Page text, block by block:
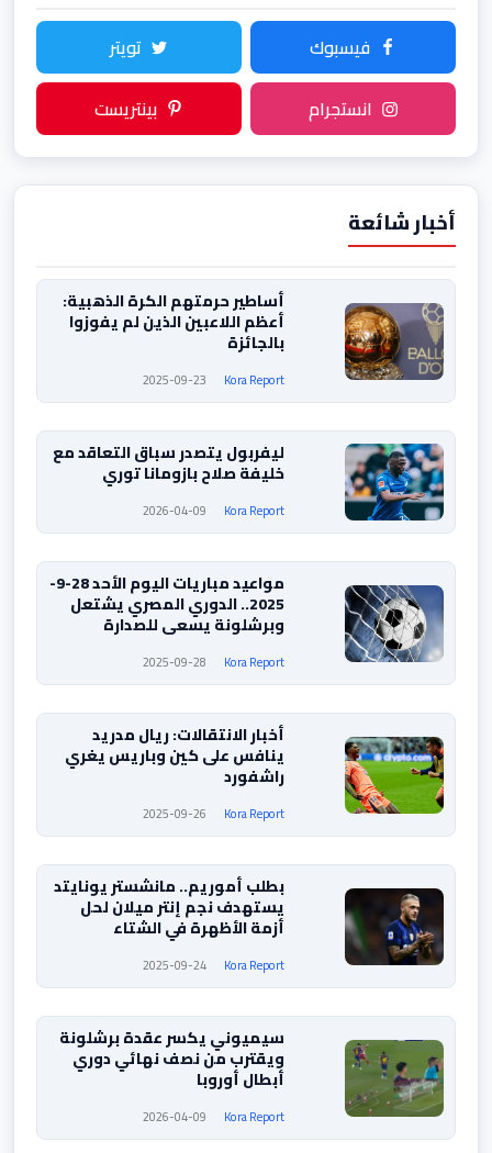
فيسبوك
تويتر
انستجرام
بينتريست
أخبار شائعة
أساطير حرمتهم الكرة الذهبية:
أعظم اللاعبين الذين لم يفوزوا
بالجائزة
Kora Report
2025-09-23
ليفربول يتصدر سباق التعاقد مع
خليفة صلاح بازومانا توري
Kora Report
2026-04-09
مواعيد مباريات اليوم الأحد 28-9-
2025.. الدوري المصري يشتعل
وبرشلونة يسعى للصدارة
Kora Report
2025-09-28
أخبار الانتقالات: ريال مدريد
ينافس على كين وباريس يغري
راشفورد
Kora Report
2025-09-26
بطلب أموريم.. مانشستر يونايتد
يستهدف نجم إنتر ميلان لحل
أزمة الأظهرة في الشتاء
Kora Report
2025-09-24
سيميوني يكسر عقدة برشلونة
ويقترب من نصف نهائي دوري
أبطال أوروبا
Kora Report
2026-04-09